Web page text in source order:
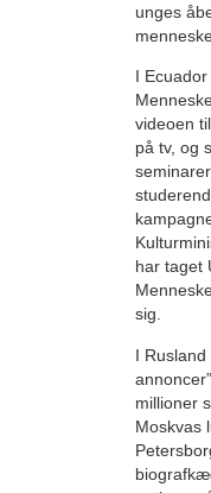
unges
I
videoen
på tv, og
har taget
sig.
I Rusland
millioner
Moskvas